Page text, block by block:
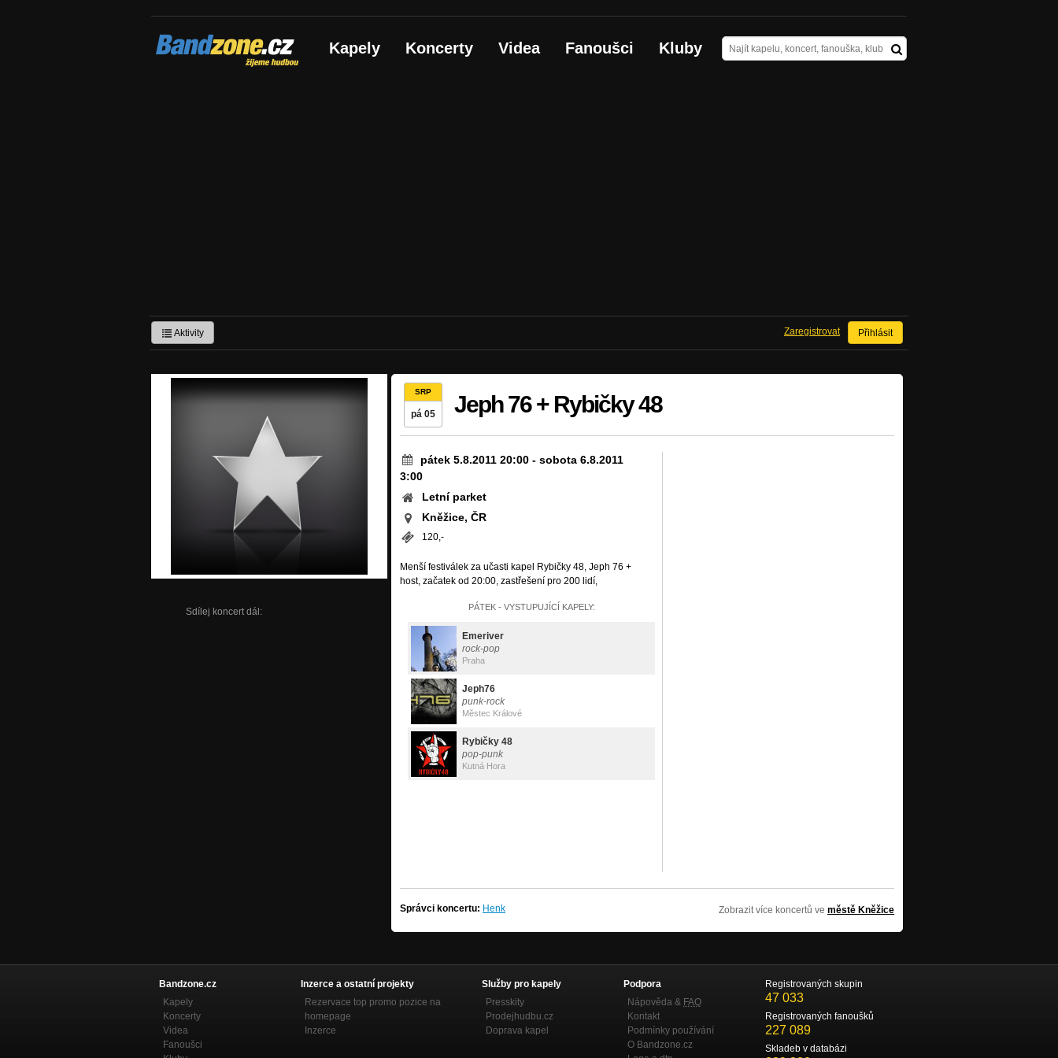
Bandzone.cz
žijeme hudbou Kapely Koncerty Videa Fanoušci Kluby
Aktivity Přihlásit
Zaregistrovat
Sdílej koncert dál:
SRP
pá 05 Jeph 76 + Rybičky 48
pátek 5.8.2011 20:00 - sobota 6.8.2011
3:00
Letní parket
Kněžice, ČR
120,-
Menší festiválek za učasti kapel Rybičky 48, Jeph 76 +
host, začatek od 20:00, zastřešení pro 200 lidí,
PÁTEK - VYSTUPUJÍCÍ KAPELY:
Emeriver
rock-pop
Praha
Jeph76
punk-rock
Městec Králové
Rybičky 48
pop-punk
Kutná Hora
Správci koncertu: Henk Zobrazit více koncertů ve městě Kněžice
Bandzone.cz
Kapely
Koncerty
Videa
Fanoušci
Inzerce a ostatní projekty
Rezervace top promo pozice na
homepage
Inzerce
Služby pro kapely
Presskity
Prodejhudbu.cz
Doprava kapel
Podpora
Nápověda & FAQ
Kontakt
Podmínky používání
O Bandzone.cz
Registrovaných skupin
47 033
Registrovaných fanoušků
227 089
Skladeb v databázi